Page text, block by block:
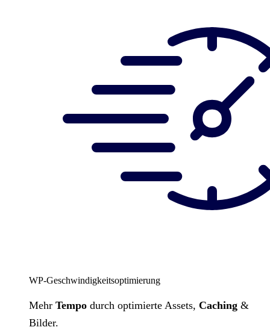
WP-Geschwindigkeitsoptimierung
Mehr Tempo durch optimierte Assets, Caching &
Bilder.